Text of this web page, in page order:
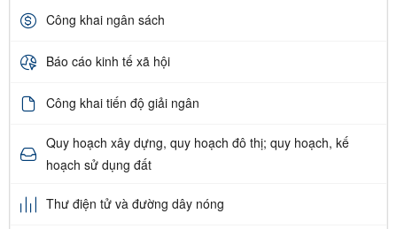
Công khai ngân sách
Báo cáo kinh tế xã hội
Công khai tiến độ giải ngân
Quy hoạch xây dựng, quy hoạch đô thị; quy hoạch, kế
hoạch sử dụng đất
Thư điện tử và đường dây nóng